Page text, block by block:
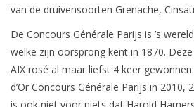
van de druivensoorten Grenache,
De Concours Générale Parijs is ’s
welke zijn oorsprong kent in 1870.
AIX rosé al maar liefst 4 keer
d’Or Concours Générale Parijs in 2010,